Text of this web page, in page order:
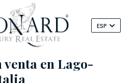
ESP
venta en Lago-